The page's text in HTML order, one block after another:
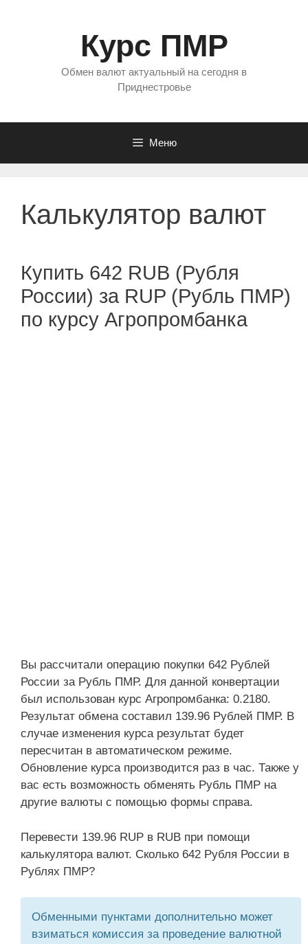
Курс ПМР
Обмен валют актуальный на сегодня в
Приднестровье
Меню
Калькулятор валют
Купить 642 RUB (Рубля
России) за RUP (Рубль ПМР)
по курсу Агропромбанка
Вы рассчитали операцию покупки 642 Рублей
России за Рубль ПМР. Для данной конвертации
был использован курс Агропромбанка: 0.2180.
Результат обмена составил 139.96 Рублей ПМР. В
случае изменения курса результат будет
пересчитан в автоматическом режиме.
Обновление курса производится раз в час. Также у
вас есть возможность обменять Рубль ПМР на
другие валюты с помощью формы справа.
Перевести 139.96 RUP в RUB при помощи
калькулятора валют. Сколько 642 Рубля России в
Рублях ПМР?
Обменными пунктами дополнительно может
взиматься комиссия за проведение валютной